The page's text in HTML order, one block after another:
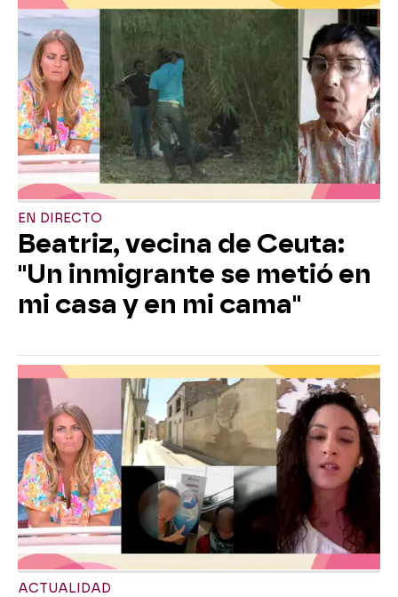
EN DIRECTO
Beatriz, vecina de Ceuta:
"Un inmigrante se metió en
mi casa y en mi cama"
ACTUALIDAD